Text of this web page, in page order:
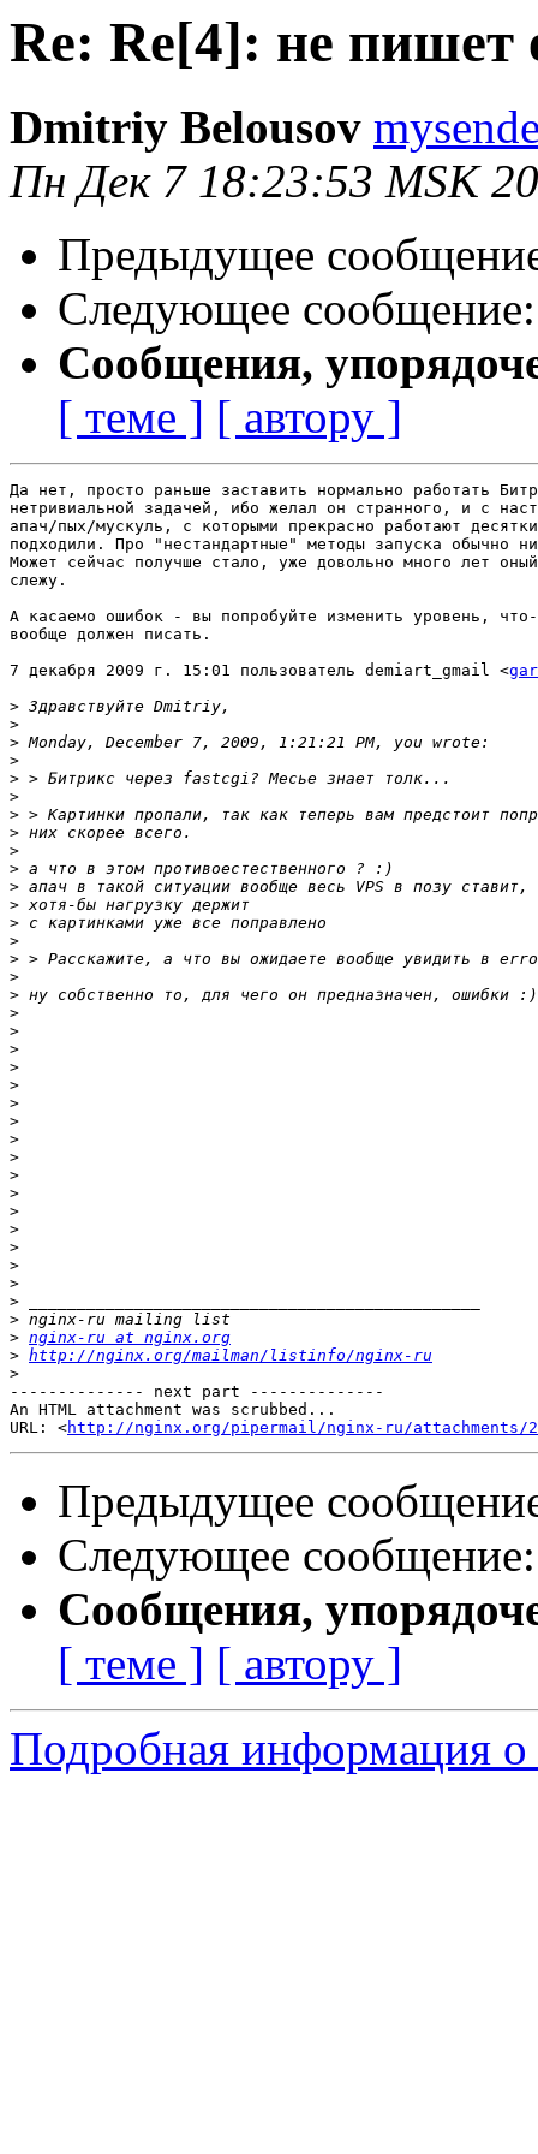
Re: Re[4]: не пишет
Dmitriy Belousov
Пн Дек 7 18:23:53 MSK
Предыдущее
Следующее
Сообщения,
[ теме ] [ автору ]
Да нет, просто раньше заставить нормально работать
нетривиальной задачей, ибо желал он странного, и с
апач/пых/мускуль, с которыми прекрасно работают
подходили. Про "нестандартные" методы запуска обычно
Может сейчас получше стало, уже довольно много лет
слежу.
А касаемо ошибок - вы попробуйте изменить уровень,
вообще должен писать.
7 декабря 2009 г. 15:01 пользователь demiart_gmail <
>
>
>
>
>
>
>
>
>
>
>
>
>
>
>
>
>
>
>
>
>
>
>
>
>
>
>
>
>
>
>
>
>
>
>
> nginx-ru at nginx.org
> http://nginx.org/mailman/listinfo/nginx-ru
>
-------------- next part --------------
An HTML attachment was scrubbed...
URL: <http://nginx.org/pipermail/nginx-ru/attachments/
Предыдущее
Следующее
Сообщения,
[ теме ] [ автору ]
Подробная информация